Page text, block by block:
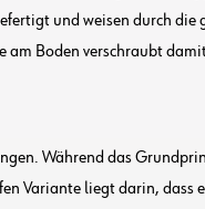
und weisen durch die
am Boden verschraubt
Während das
Variante liegt darin, dass